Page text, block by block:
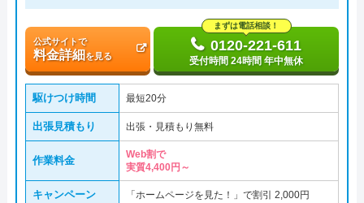
公式サイトで
料金詳細を見る
まずは電話相談！
0120-221-611
受付時間 24時間 年中無休
駆けつけ時間 最短20分
出張見積もり 出張・見積もり無料
作業料金
Web割で
実質4,400円～
キャンペーン 「ホームページを見た！」で割引 2,000円